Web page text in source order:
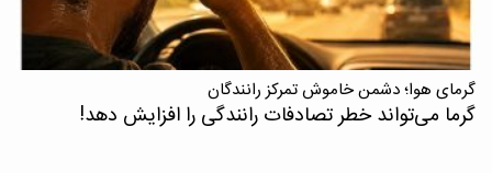
گرمای هوا؛ دشمن خاموش تمرکز رانندگان
گرما می‌تواند خطر تصادفات رانندگی را افزایش دهد!